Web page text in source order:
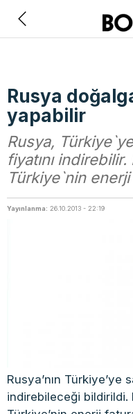
Rusya
yapabilir
Rusya,
fiyatını
Türkiye`nin
Yayınlanma: 26.10.2013 - 22:19
Rusya’nın Türkiye’ye
indirebileceği bildirildi.